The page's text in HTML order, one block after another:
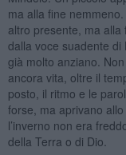
ma alla fine
altro presente, ma alla
dalla voce suadente di
già molto anziano.
ancora vita, oltre il
posto, il ritmo e le
forse, ma aprivano
l’inverno non era
della Terra o di Dio.